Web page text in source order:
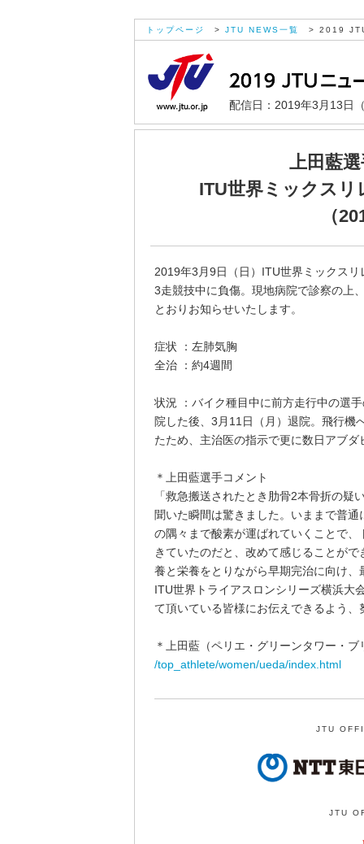
トップページ > JTU NEWS一覧 > 2019
配信日：2019年3月13日
上田藍
ITU世界ミックス
（
2019年3月9日（日）ITU世界ミックス
3走競技中に負傷。現地病院で診察の上
とおりお知らせいたします。
症状 ：左肺気胸
全治 ：約4週間
状況 ：バイク種目中に前方走行中の選
院した後、3月11日（月）退院。飛行機
たため、主治医の指示で更に数日アブダ
＊上田藍選手コメント
「救急搬送されたとき肋骨2本骨折の
聞いた瞬間は驚きました。いままで普
の隅々まで酸素が運ばれていくことで
きていたのだと、改めて感じることが
養と栄養をとりながら早期完治に向け
ITU世界トライアスロンシリーズ横浜大
て頂いている皆様にお伝えできるよう
＊上田藍（ペリエ・グリーンタワー・
/top_athlete/women/ueda/index.html
JTU
JTU